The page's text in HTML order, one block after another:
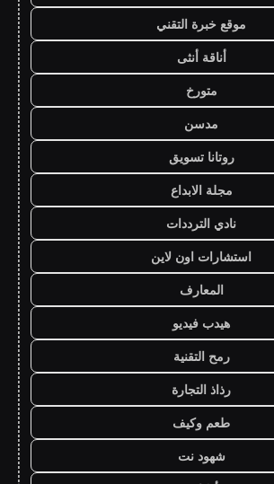
موقع خبرة التقني
أناقة أنثى
متورخ
مدسن
روتانا تسويق
مجلة الابداع
نادي الترددات
استشارات اون لاين
المعارف
هيدب فيديو
رمح التقنية
رذاذ التجارة
طعم وكيف
شهود نت